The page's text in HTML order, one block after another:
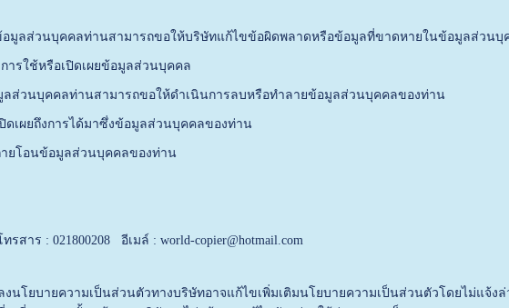
บุคคลท่านสามารถขอให้บริษัทแก้ไขข้อผิดพลาดหรือข้อมูลที่ขาดหายในข้อมูลส่วนบุ
หรือเปิดเผยข้อมูลส่วนบุคคล
คลท่านสามารถขอให้ดำเนินการลบหรือทำลายข้อมูลส่วนบุคคลของท่าน
งการได้มาซึ่งข้อมูลส่วนบุคคลของท่าน
ข้อมูลส่วนบุคคลของท่าน
รสาร : 021800208 อีเมล์ : world-copier@hotmail.com
งนโยบายความเป็นส่วนตัวทางบริษัทอาจแก้ไขเพิ่มเติมนโยบายความเป็นส่วนตัวโดยไม่แจ้